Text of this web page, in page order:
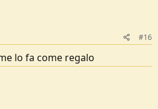
#16
lo fa come regalo